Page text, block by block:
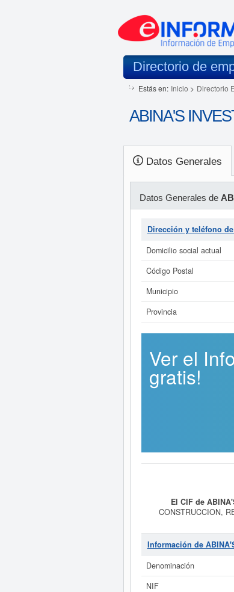
Directorio de
Estás en: Inicio > Directorio
ABINA'S
Datos Generales
Datos Generales de
Dirección y teléfono de
Domicilio social actual
Código Postal
Municipio
Provincia
Ver el
gratis!
El CIF de
CONSTRUCCION,
SOLARES, teniendo
El número del SIC
La última consulta
Si está interesado en
ABINA'S
Información de
Denominación
NIF